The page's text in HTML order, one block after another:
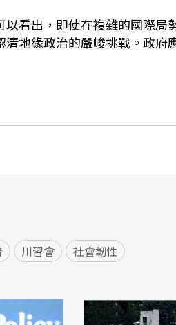
以看出，即使在複雜的國際
地緣政治的嚴峻挑戰。政府
川習會 社會韌性